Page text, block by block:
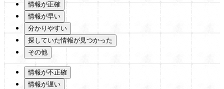
情報が正確
情報が早い
分かりやすい
探していた情報が見つかった
その他
情報が不正確
情報が遅い